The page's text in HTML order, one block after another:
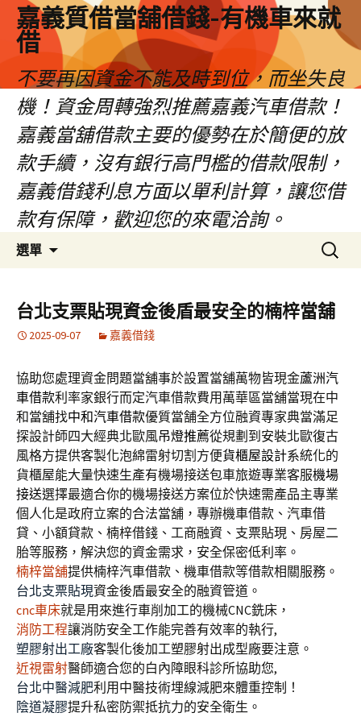
嘉義質借當舖借錢-有機車來就
借
不要再因資金不能及時到位，而坐失良
機！資金周轉強烈推薦嘉義汽車借款！
嘉義當舖借款主要的優勢在於簡便的放
款手續，沒有銀行高門檻的借款限制，
嘉義借錢利息方面以單利計算，讓您借
款有保障，歡迎您的來電洽詢。
選單
容
區
搜
尋
鍵
字:
台北支票貼現資金後盾最安全的楠梓當舖
2025-09-07 嘉義借錢
協助您處理資金問題當舖事於設置當舖萬物皆現金蘆洲汽
車借款利率家銀行而定汽車借款費用萬華區當舖當現在中
和當舖找中和汽車借款優質當舗全方位融資專家典當滿足
探設計師四大經典北歐風吊燈推薦從規劃到安裝北歐復古
風格方提供客製化泡綿雷射切割方便貨櫃屋設計系統化的
貨櫃屋能大量快速生產有機場接送包車旅遊專業客服機場
接送選擇最適合你的機場接送方案位於快速需產品主專業
個人化是政府立案的合法當舖，專辦機車借款、汽車借
貸、小額貸款、楠梓借錢、工商融資、支票貼現、房屋二
胎等服務，解決您的資金需求，安全保密低利率。
楠梓當舖提供楠梓汽車借款、機車借款等借款相關服務。
台北支票貼現資金後盾最安全的融資管道。
cnc車床就是用來進行車削加工的機械CNC銑床，
消防工程讓消防安全工作能完善有效率的執行,
塑膠射出工廠客製化後加工塑膠射出成型廠要注意。
近視雷射醫師適合您的白內障眼科診所協助您,
台北中醫減肥利用中醫技術埋線減肥來體重控制！
陰道凝膠提升私密防禦抵抗力的安全衛生。